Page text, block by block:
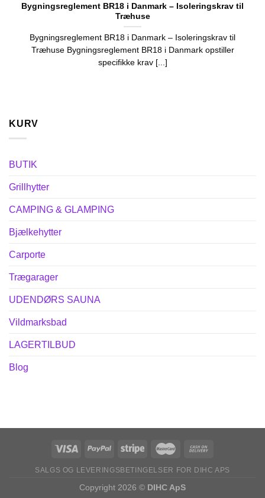
Bygningsreglement BR18 i Danmark – Isoleringskrav til
Træhuse
Bygningsreglement BR18 i Danmark – Isoleringskrav til
Træhuse Bygningsreglement BR18 i Danmark opstiller
specifikke krav [...]
KURV
BUTIK
Grillhytter
CAMPING & GLAMPING
Bjælkehytter
Carporte
Trægarager
UDENDØRS SAUNA
Vildmarksbad
LAGERTILBUD
Blog
SALGS OG LEVERINGSBETINGELSER FOR DIHC APS
Copyright 2026 © DIHC ApS